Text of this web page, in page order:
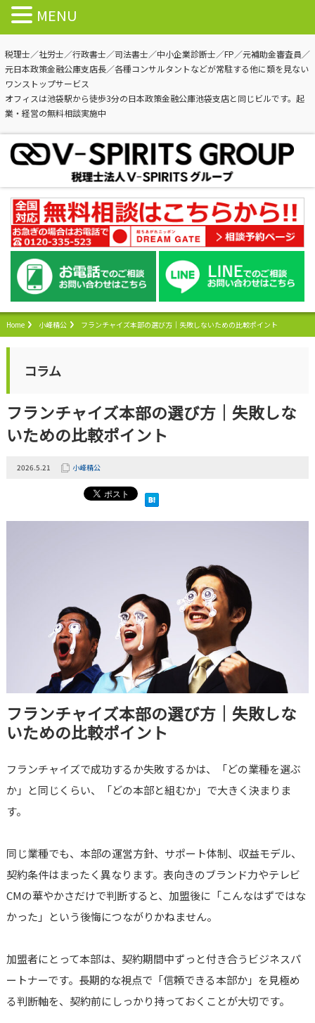
税理士／社労士／行政書士／司法書士／中小企業診断士／FP／元補助金審査員／
元日本政策金融公庫支店長／各種コンサルタントなどが常駐する他に類を見ない
ワンストップサービス
オフィスは池袋駅から徒歩3分の日本政策金融公庫池袋支店と同じビルです。起
業・経営の無料相談実施中
Home 小峰精公 フランチャイズ本部の選び方｜失敗しないための比較ポイント
コラム
フランチャイズ本部の選び方｜失敗しな
いための比較ポイント
2026.5.21 小峰精公
フランチャイズ本部の選び方｜失敗しな
いための比較ポイント
フランチャイズで成功するか失敗するかは、「どの業種を選ぶ
か」と同じくらい、「どの本部と組むか」で大きく決まりま
す。
同じ業種でも、本部の運営方針、サポート体制、収益モデル、
契約条件はまったく異なります。表向きのブランド力やテレビ
CMの華やかさだけで判断すると、加盟後に「こんなはずではな
かった」という後悔につながりかねません。
加盟者にとって本部は、契約期間中ずっと付き合うビジネスパ
ートナーです。長期的な視点で「信頼できる本部か」を見極め
る判断軸を、契約前にしっかり持っておくことが大切です。
MENU